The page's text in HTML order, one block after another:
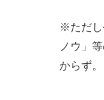
※ただし
ノウ」
からず。